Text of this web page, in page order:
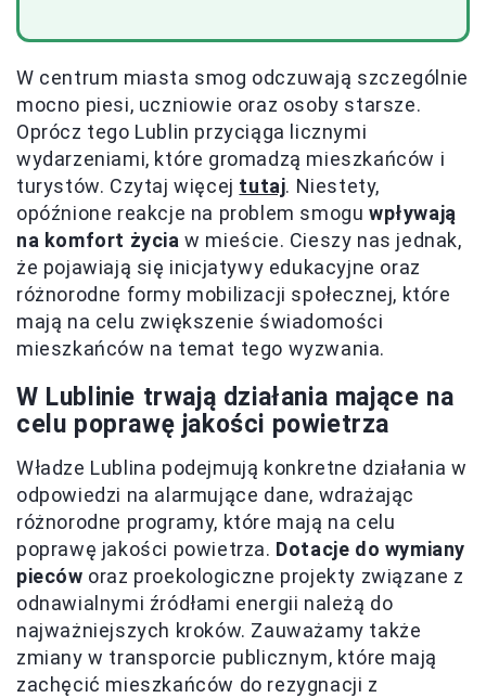
W centrum miasta smog odczuwają szczególnie
mocno piesi, uczniowie oraz osoby starsze.
Oprócz tego Lublin przyciąga licznymi
wydarzeniami, które gromadzą mieszkańców i
turystów. Czytaj więcej tutaj. Niestety,
opóźnione reakcje na problem smoguwpływają
na komfort życia w mieście. Cieszy nas jednak,
że pojawiają się inicjatywy edukacyjne oraz
różnorodne formy mobilizacji społecznej, które
mają na celu zwiększenie świadomości
mieszkańców na temat tego wyzwania.
W Lublinie trwają działania mające na
celu poprawę jakości powietrza
Władze Lublina podejmują konkretne działania w
odpowiedzi na alarmujące dane, wdrażając
różnorodne programy, które mają na celu
poprawę jakości powietrza. Dotacje do wymiany
pieców oraz proekologiczne projekty związane z
odnawialnymi źródłami energii należą do
najważniejszych kroków. Zauważamy także
zmiany w transporcie publicznym, które mają
zachęcić mieszkańców do rezygnacji z